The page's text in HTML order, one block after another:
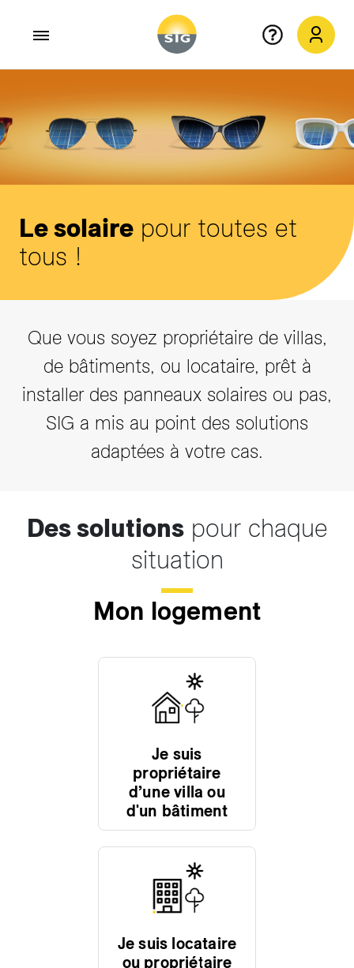
Le solaire pour toutes et
tous !
Que vous soyez propriétaire de villas,
de bâtiments, ou locataire, prêt à
installer des panneaux solaires ou pas,
SIG a mis au point des solutions
adaptées à votre cas.
Des solutionspour chaque
situation
Mon logement
Je suis
propriétaire
d’une villa ou
d'un bâtiment
Je suis locataire
ou propriétaire